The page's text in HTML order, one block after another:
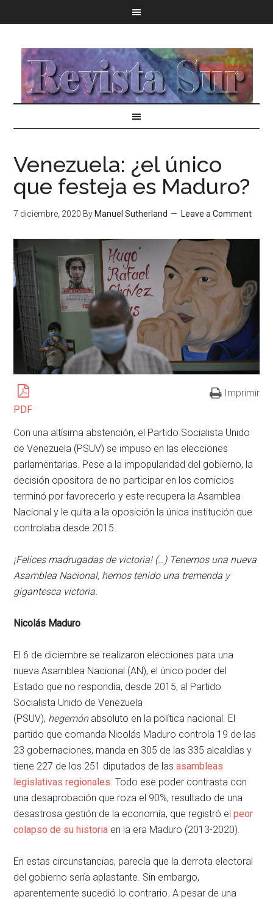
Venezuela: ¿el único
que festeja es Maduro?
7 diciembre, 2020 By Manuel Sutherland Leave a Comment
PDF
Imprimir
Con una altísima abstención, el Partido Socialista Unido
de Venezuela (PSUV) se impuso en las elecciones
parlamentarias. Pese a la impopularidad del gobierno, la
decisión opositora de no participar en los comicios
terminó por favorecerlo y este recupera la Asamblea
Nacional y le quita a la oposición la única institución que
controlaba desde 2015.
¡Felices madrugadas de victoria! (…) Tenemos una nueva
Asamblea Nacional, hemos tenido una tremenda y
gigantesca victoria.
Nicolás Maduro
El 6 de diciembre se realizaron elecciones para una
nueva Asamblea Nacional (AN), el único poder del
Estado que no respondía, desde 2015, al Partido
Socialista Unido de Venezuela
(PSUV), hegemónabsoluto en la política nacional. El
partido que comanda Nicolás Maduro controla 19 de las
23 gobernaciones, manda en 305 de las 335 alcaldías y
tiene 227 de los 251 diputados de lasasambleas
legislativas regionales . Todo ese poder contrasta con
una desaprobación que roza el 90%, resultado de una
desastrosa gestión de la economía, que registró elpeor
colapso de su historia en la era Maduro (2013-2020).
En estas circunstancias, parecía que la derrota electoral
del gobierno sería aplastante. Sin embargo,
aparentemente sucedió lo contrario. A pesar de una